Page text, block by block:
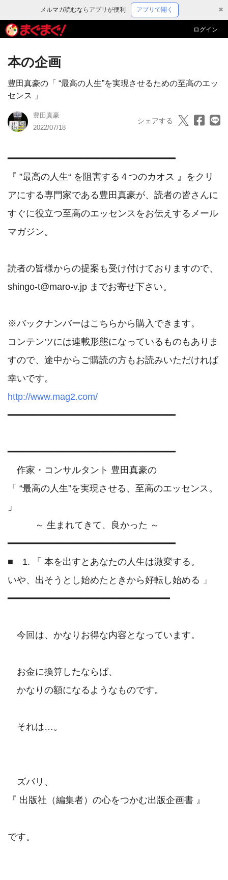
メルマガ読むならアプリが便利 アプリで開く ✖
ログイン
本の企画
豊田真豪の「 “最高の人生”を実現させるための至高のエッ
センス 」
豊田真豪
2022/07/18
シェアする
━━━━━━━━━━━━━━━━━━━━━━━━━━━━━━
『 ”最高の人生“ を阻害する４つのカオス 』をクリ
アにする専門家である豊田真豪が、読者の皆さんに
すぐに役立つ至高のエッセンスをお伝えするメール
マガジン。
読者の皆様からの提案も受け付けておりますので、
shingo-t@maro-v.jp までお寄せ下さい。
※バックナンバーはこちらから購入できます。
コンテンツには連載形態になっているものもありま
すので、途中からご購読の方もお読みいただければ
http://www.mag2.com/
━━━━━━━━━━━━━━━━━━━━━━━━━━━━━━
━━━━━━━━━━━━━━━━━━━━━━━━━━━━━━
作家・コンサルタント 豊田真豪の
「 “最高の人生”を実現させる、至高のエッセンス。
」
～ 生まれてきて、良かった ～
━━━━━━━━━━━━━━━━━━━━━━━━━━━━━━
■　1. 「 本を出すとあなたの人生は激変する。
いや、出そうとし始めたときから好転し始める 」
━━━━━━━━━━━━━━━━━━━━━━━━━━━━━
今回は、かなりお得な内容となっています。
お金に換算したならば、
かなりの額になるようなものです。
それは…。
ズバリ、
『 出版社（編集者）の心をつかむ出版企画書 』
です。